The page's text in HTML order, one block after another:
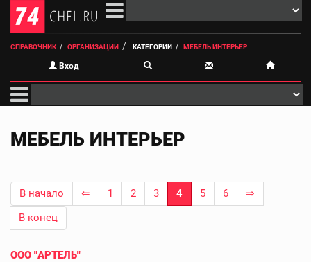
СПРАВОЧНИК ОРГАНИЗАЦИИ КАТЕГОРИИ МЕБЕЛЬ ИНТЕРЬЕР
Вход
МЕБЕЛЬ ИНТЕРЬЕР
В начало ⇐ 1 2 3 4 5 6
⇒
В конец
ООО "АРТЕЛЬ"